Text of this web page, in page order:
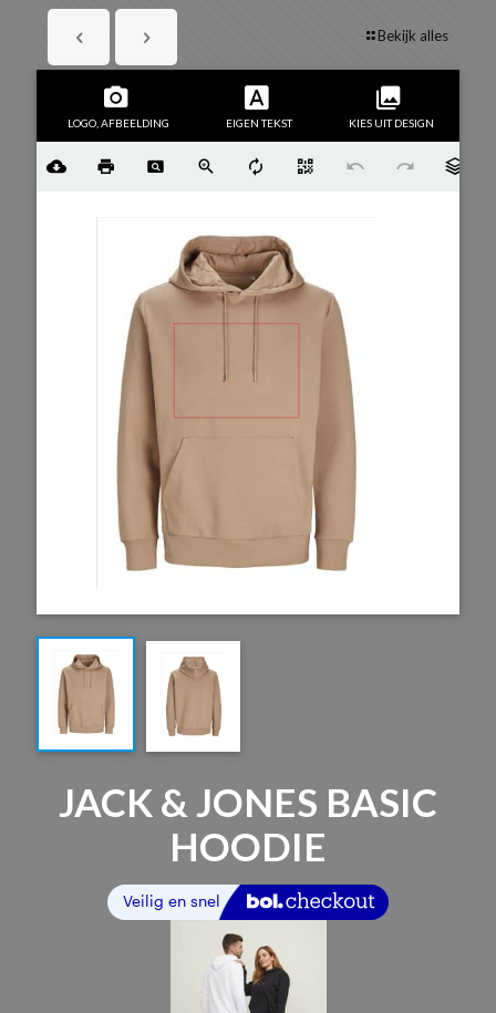
Bekijk alles
LOGO, AFBEELDING EIGEN TEKST KIES UIT DESIGN
JACK & JONES BASIC
HOODIE